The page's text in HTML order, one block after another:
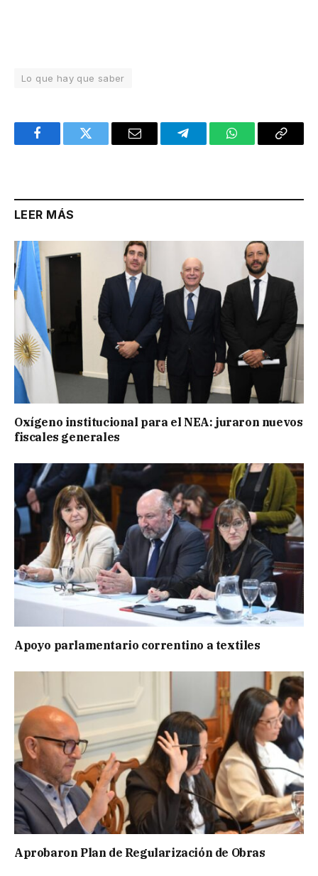
Lo que hay que saber
FacebookTwitter Email TelegramWhatsAppCopy
LEER MÁS
Oxígeno institucional para el NEA: juraron nuevos
fiscales generales
Apoyo parlamentario correntino a textiles
Aprobaron Plan de Regularización de Obras